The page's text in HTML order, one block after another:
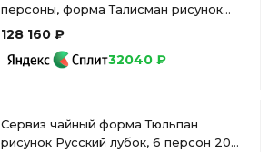
персоны, форма Талисман рисунок
Белый арт. 81.16887.00.1
128 160 ₽
32040 ₽
Сервиз чайный форма Тюльпан
рисунок Русский лубок, 6 персон 20